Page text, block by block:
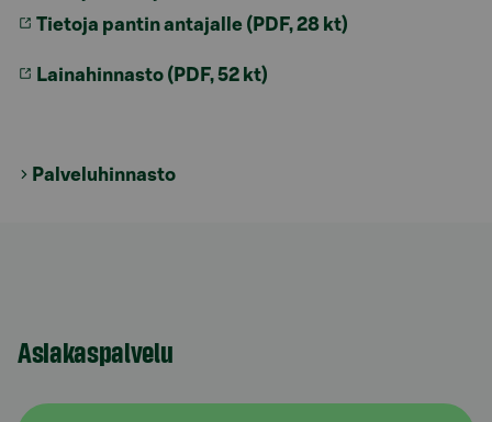
Tietoja pantin antajalle (PDF, 28 kt)
Lainahinnasto (PDF, 52 kt)
Palveluhinnasto
Asiakaspalvelu